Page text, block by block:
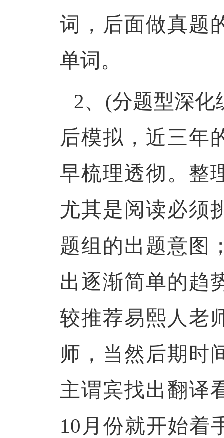
词，后面做真题
单词。
2、(分题型深化
后模拟，近三年
早梳理透彻。整
尤其是阅读必须
题组的出题意图
出逐渐简单的趋
较推荐易熙人老
师，当然后期时
主谓宾找出翻译
10月份就开始着